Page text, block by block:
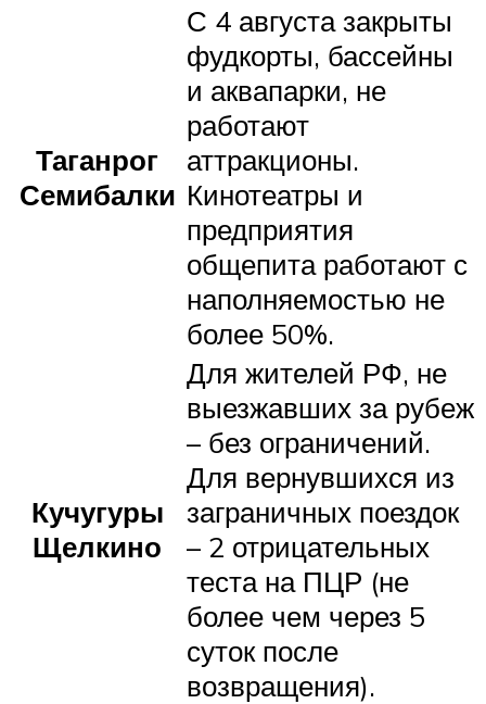
Таганрог
Семибалки
С 4 августа закрыты
фудкорты, бассейны
и аквапарки, не
работают
аттракционы.
Кинотеатры и
предприятия
общепита работают с
наполняемостью не
более 50%.
Кучугуры
Щелкино
Для жителей РФ, не
выезжавших за рубеж
– без ограничений.
Для вернувшихся из
заграничных поездок
– 2 отрицательных
теста на ПЦР (не
более чем через 5
суток после
возвращения).